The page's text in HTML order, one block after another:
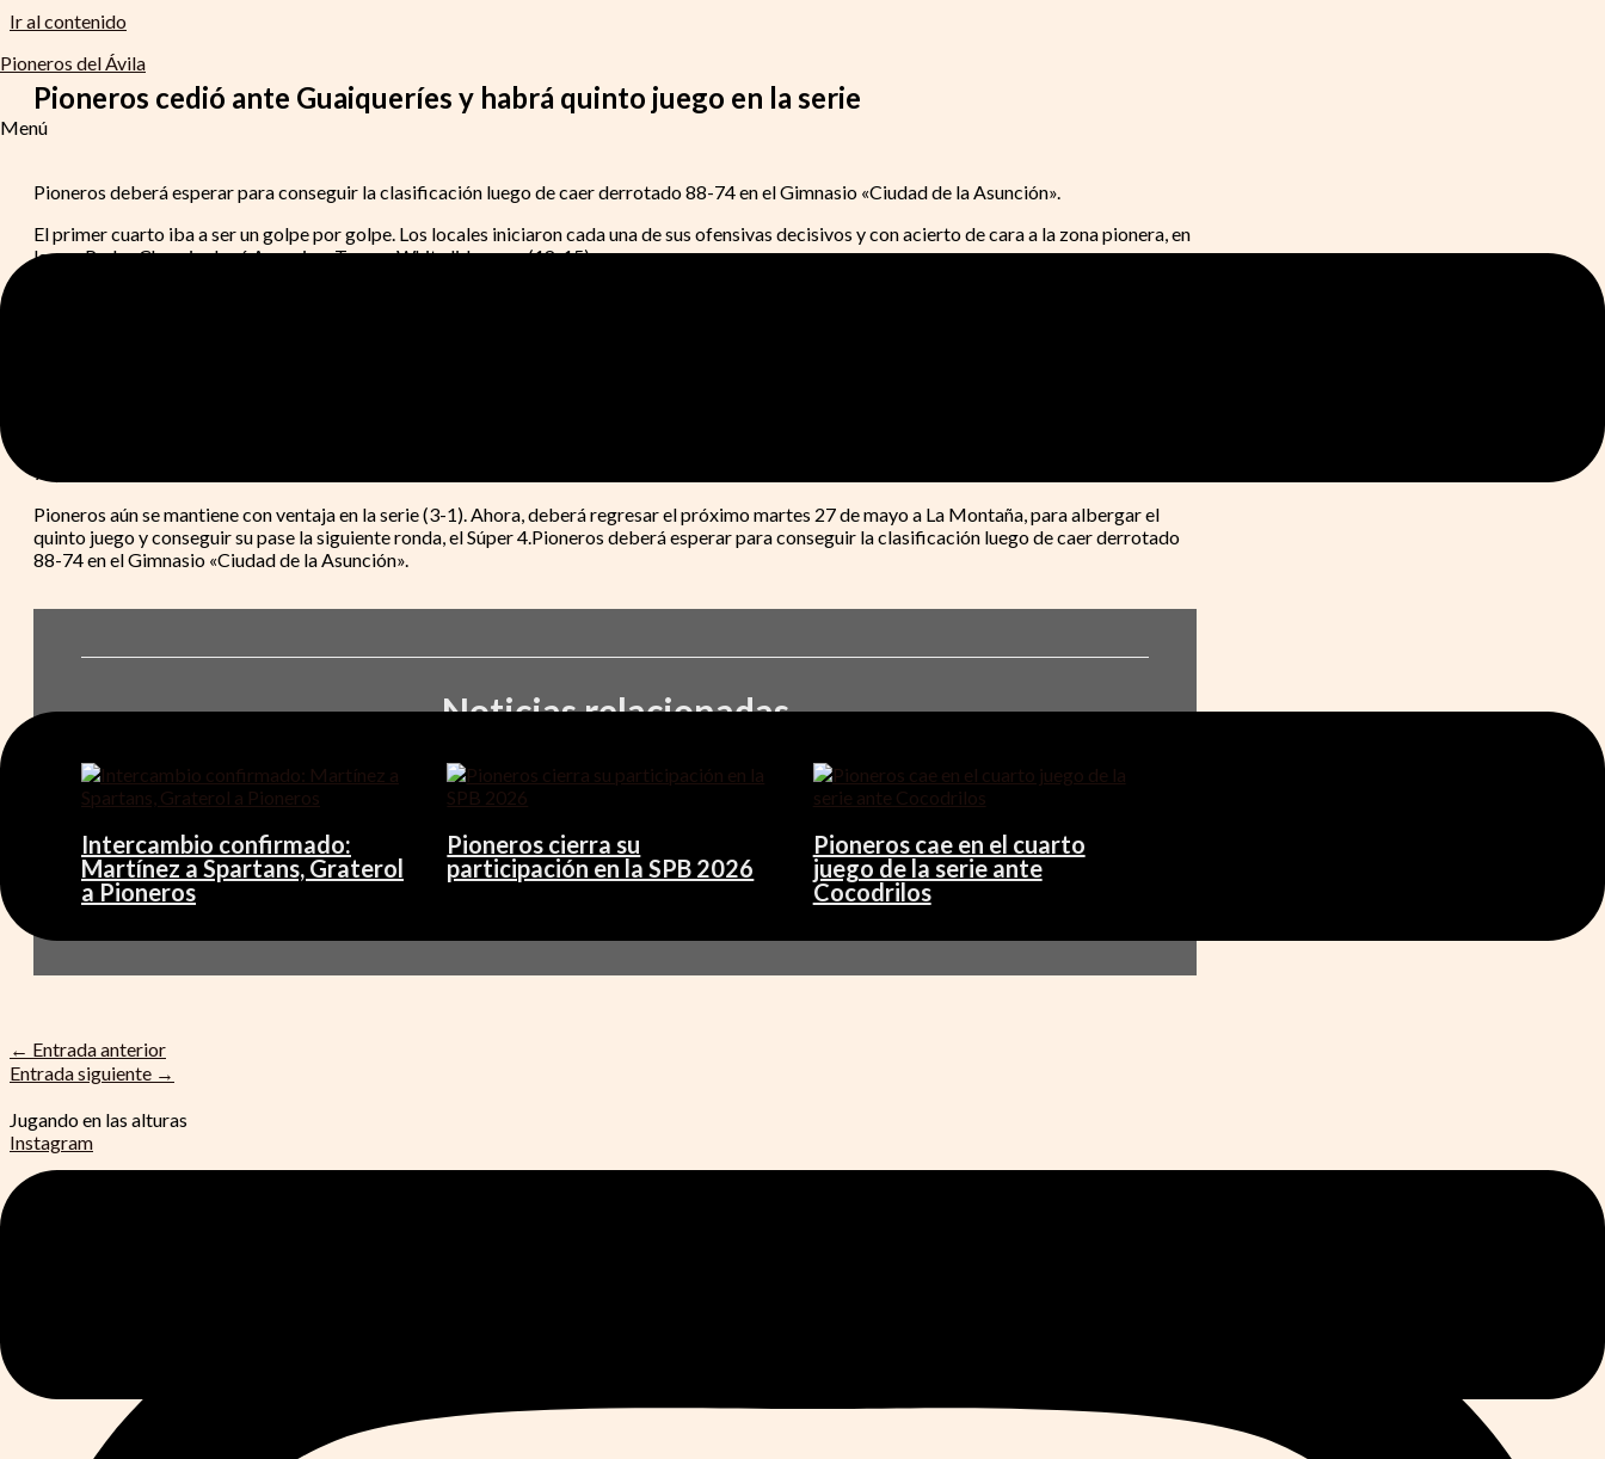
Ir al contenido
Pioneros del Ávila
Menú
Pioneros cedió ante Guaiqueríes y habrá quinto juego en la serie
Pioneros deberá esperar para conseguir la clasificación luego de caer derrotado 88-74 en el Gimnasio «Ciudad de la Asunción».
El primer cuarto iba a ser un golpe por golpe. Los locales iniciaron cada una de sus ofensivas decisivos y con acierto de cara a la zona pionera, en
la que Pedro Chourio, José Ascanio y Tyrone White lideraron (18-15).
74).
Pioneros aún se mantiene con ventaja en la serie (3-1). Ahora, deberá regresar el próximo martes 27 de mayo a La Montaña, para albergar el
quinto juego y conseguir su pase la siguiente ronda, el Súper 4.Pioneros deberá esperar para conseguir la clasificación luego de caer derrotado
88-74 en el Gimnasio «Ciudad de la Asunción».
Noticias relacionadas
Intercambio confirmado:
Martínez a Spartans, Graterol
a Pioneros
Pioneros cierra su
participación en la SPB 2026
Pioneros cae en el cuarto
juego de la serie ante
Cocodrilos
← Entrada anterior
Entrada siguiente →
Jugando en las alturas
Instagram